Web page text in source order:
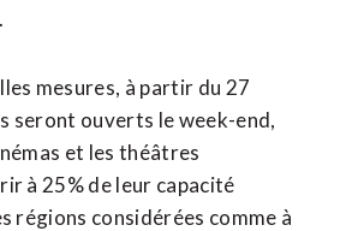
mesures, à partir du 27
seront ouverts le week-end,
et les théâtres
à 25% de leur capacité
régions considérées comme à